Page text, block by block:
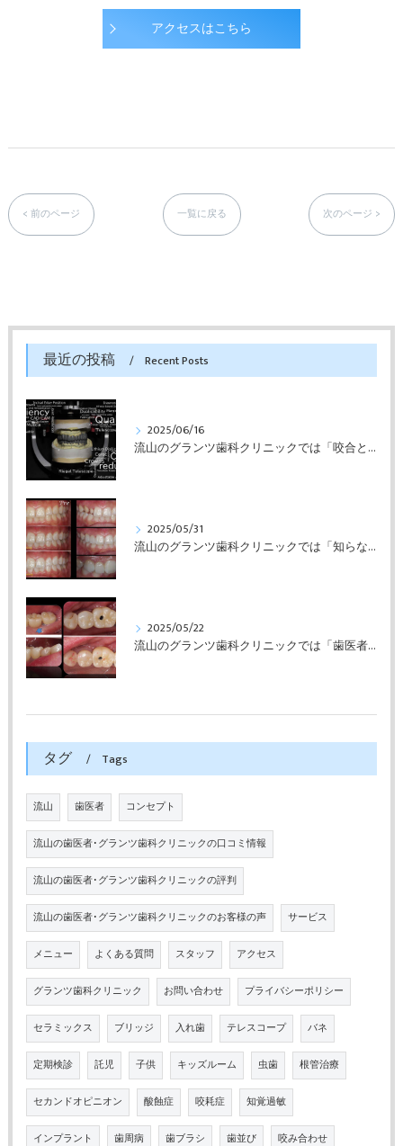
アクセスはこちら
< 前のページ 一覧に戻る 次のページ >
最近の投稿 Recent Posts
2025/06/16
流山のグランツ歯科クリニックでは「咬合と審美」に特化した「補綴専門医」による診断・治療が受けられます。
2025/05/31
流山のグランツ歯科クリニックでは「知らない間に銀歯ばっかり」でもホワイトニングとセラミックスの専門治療が受けられます。
2025/05/22
流山のグランツ歯科クリニックでは「歯医者が怖い」方でもインプラントやセラミックスの治療が受けられます。
タグ Tags
流山 歯医者 コンセプト
流山の歯医者･グランツ歯科クリニックの口コミ情報
流山の歯医者･グランツ歯科クリニックの評判
流山の歯医者･グランツ歯科クリニックのお客様の声 サービス
メニュー よくある質問 スタッフ アクセス
グランツ歯科クリニック お問い合わせ プライバシーポリシー
セラミックス ブリッジ 入れ歯 テレスコープ バネ
定期検診 託児 子供 キッズルーム 虫歯 根管治療
セカンドオピニオン 酸蝕症 咬耗症 知覚過敏
インプラント 歯周病 歯ブラシ 歯並び 咬み合わせ